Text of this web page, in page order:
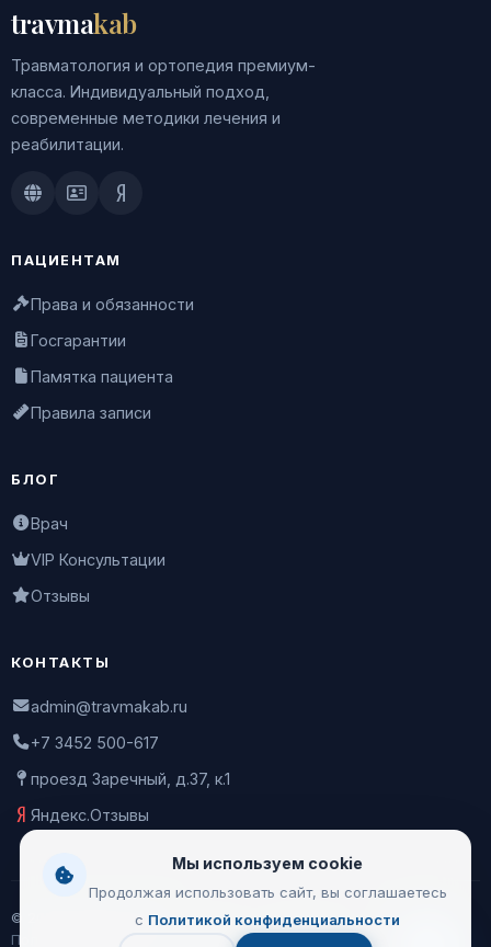
travmakab
Травматология и ортопедия премиум-
класса. Индивидуальный подход,
современные методики лечения и
реабилитации.
Doctu.ruПроДокторов
Яндекс.Здоровье
ПАЦИЕНТАМ
Права и обязанности
Госгарантии
Памятка пациента
Правила записи
БЛОГ
Врач
VIP Консультации
Отзывы
КОНТАКТЫ
admin@travmakab.ru
+7 3452 500-617
проезд Заречный, д.37, к.1
Яндекс.Отзывы
© 2026 Leontiev Clinic
Пользовательское соглашение
Мы используем cookie
Продолжая использовать сайт, вы соглашаетесь
с Политикой конфиденциальности